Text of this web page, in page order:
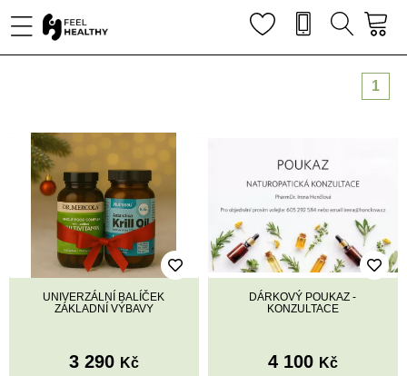
1
UNIVERZÁLNÍ BALÍČEK
ZÁKLADNÍ VÝBAVY
3 290 Kč
DÁRKOVÝ POUKAZ -
KONZULTACE
4 100 Kč